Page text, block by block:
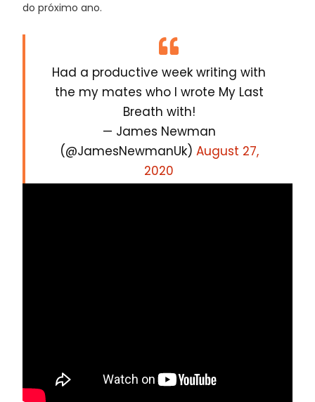
do próximo ano.
Had a productive week writing with
the my mates who I wrote My Last
Breath with!
— James Newman
(@JamesNewmanUk) August 27,
2020